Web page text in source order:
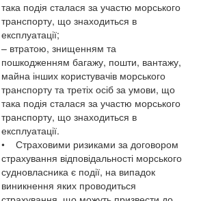
така подія сталася за участю морського
транспорту, що знаходиться в
експлуатації;
– втратою, знищенням та
пошкодженням багажу, пошти, вантажу,
майна інших користувачів морського
транспорту та третіх осіб за умови, що
така подія сталася за участю морського
транспорту, що знаходиться в
експлуатації.
• Страховими ризиками за договором
страхування відповідальності морського
судновласника є події, на випадок
виникнення яких проводиться